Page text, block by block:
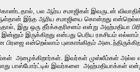
பல ஆர்ய சமாஜிகள் இவருடன்
இந்த ஆரிய சமாஜியை கொன்றது என்றெல்லாம்
இது ஒரு தீர்க்கதரிசனம் என்று அஹ்மதியா
இன்னும் இருக்கிறது என்பது பெரிய ரகசியம்
என்றெல்லாம் புளகாங்கிதம்
அழைக்கிறார்கள். இவர்கள் முஸ்லீம்கள் அல்ல
பாஸ்போர்ட்டில் இவர்களை அஹ்மதியாக்கள்